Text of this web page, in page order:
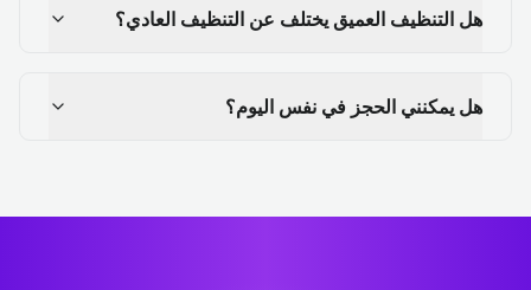
هل التنظيف العميق يختلف عن التنظيف العادي؟
هل يمكنني الحجز في نفس اليوم؟